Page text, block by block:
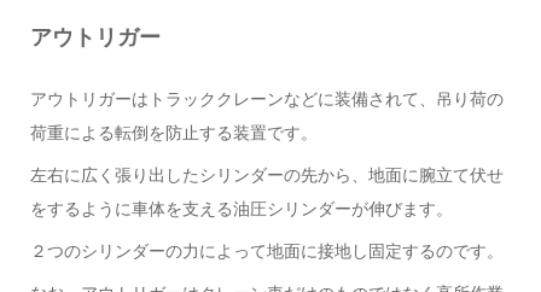
アウトリガー
アウトリガーはトラッククレーンなどに装備されて、吊り荷の
荷重による転倒を防止する装置です。
左右に広く張り出したシリンダーの先から、地面に腕立て伏せ
をするように車体を支える油圧シリンダーが伸びます。
２つのシリンダーの力によって地面に接地し固定するのです。